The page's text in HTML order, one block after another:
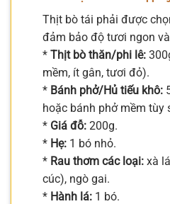
Thịt bò tái phải được
đảm bảo độ tươi ngon
* Thịt bò thăn/phi lê:
mềm, ít gân, tươi đỏ).
* Bánh phở/Hủ tiếu khô:
hoặc bánh phở mềm tùy
* Giá đỗ: 200g.
* Hẹ: 1 bó nhỏ.
* Rau thơm các loại: xà
cúc), ngò gai.
* Hành lá: 1 bó.